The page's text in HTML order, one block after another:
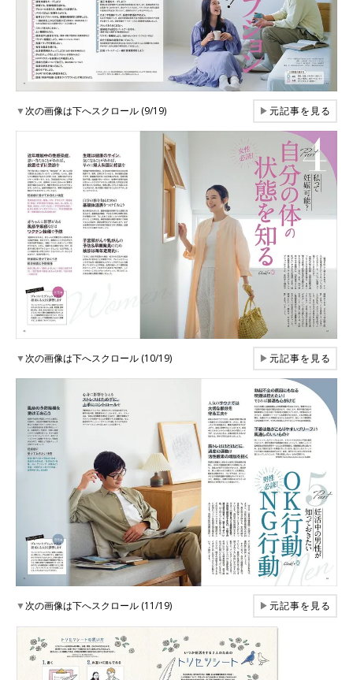
▼次の画像は下へスクロール (9/19) ▶元記事を見る
▼次の画像は下へスクロール (10/19) ▶元記事を見る
▼次の画像は下へスクロール (11/19) ▶元記事を見る